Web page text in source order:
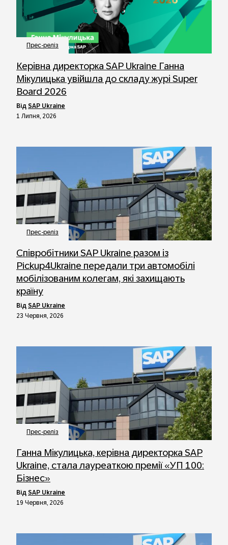
Прес-реліз
Керівна директорка SAP Ukraine Ганна
Мікулицька увійшла до складу журі Super
Board 2026
від SAP Ukraine
1 Липня, 2026
Прес-реліз
Співробітники SAP Ukraine разом із
Pickup4Ukraine передали три автомобілі
мобілізованим колегам, які захищають
країну
від SAP Ukraine
23 Червня, 2026
Прес-реліз
Ганна Мікулицька, керівна директорка SAP
Ukraine, стала лауреаткою премії «УП 100:
Бізнес»
від SAP Ukraine
19 Червня, 2026